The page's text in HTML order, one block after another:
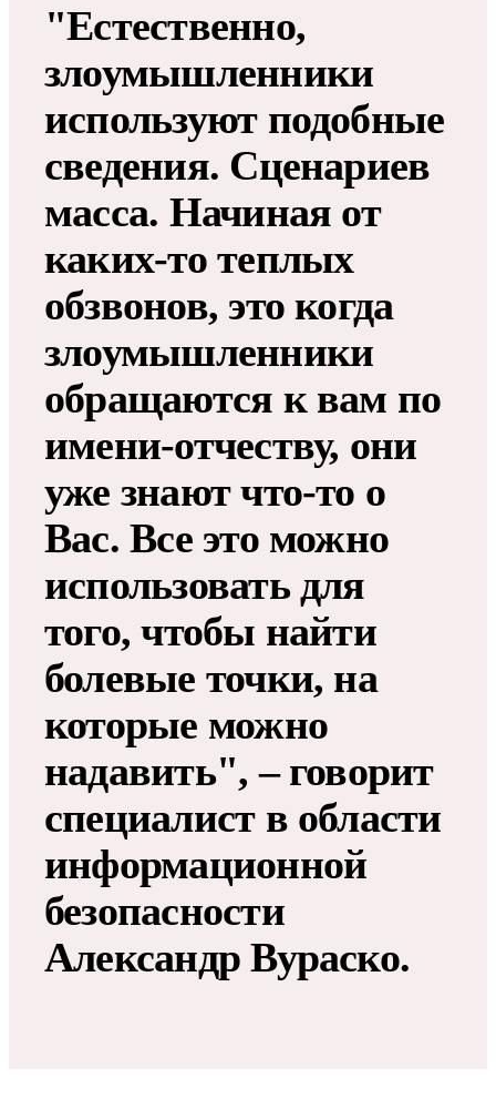
"Естественно,
злоумышленники
используют подобные
сведения. Сценариев
масса. Начиная от
каких-то теплых
обзвонов, это когда
злоумышленники
обращаются к вам по
имени-отчеству, они
уже знают что-то о
Вас. Все это можно
использовать для
того, чтобы найти
болевые точки, на
которые можно
надавить", – говорит
специалист в области
информационной
безопасности
Александр Вураско.